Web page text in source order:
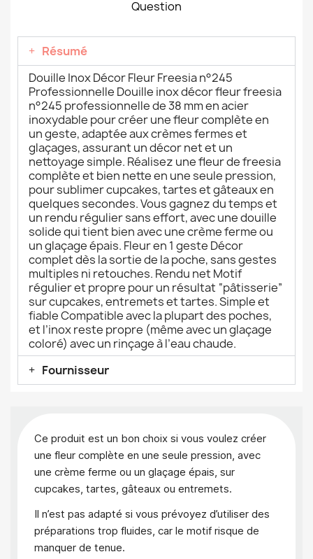
Question
Résumé
Douille Inox Décor Fleur Freesia n°245
Professionnelle Douille inox décor fleur freesia
n°245 professionnelle de 38 mm en acier
inoxydable pour créer une fleur complète en
un geste, adaptée aux crèmes fermes et
glaçages, assurant un décor net et un
nettoyage simple. Réalisez une fleur de freesia
complète et bien nette en une seule pression,
pour sublimer cupcakes, tartes et gâteaux en
quelques secondes. Vous gagnez du temps et
un rendu régulier sans effort, avec une douille
solide qui tient bien avec une crème ferme ou
un glaçage épais. Fleur en 1 geste Décor
complet dès la sortie de la poche, sans gestes
multiples ni retouches. Rendu net Motif
régulier et propre pour un résultat “pâtisserie”
sur cupcakes, entremets et tartes. Simple et
fiable Compatible avec la plupart des poches,
et l’inox reste propre (même avec un glaçage
coloré) avec un rinçage à l’eau chaude.
Fournisseur
Ce produit est un bon choix si vous voulez créer
une fleur complète en une seule pression, avec
une crème ferme ou un glaçage épais, sur
cupcakes, tartes, gâteaux ou entremets.
Il n’est pas adapté si vous prévoyez d’utiliser des
préparations trop fluides, car le motif risque de
manquer de tenue.